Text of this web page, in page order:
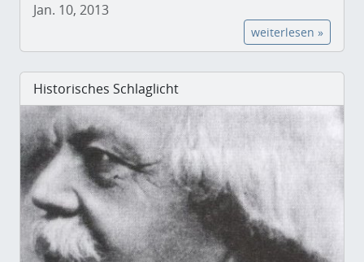
Jan. 10, 2013
weiterlesen »
Historisches Schlaglicht